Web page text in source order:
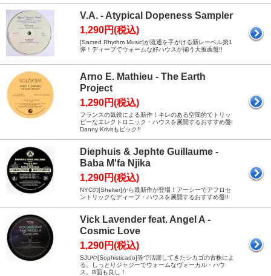
V.A. - Atypical Dopeness Sampler
1,290円(税込)
[Sacred Rhythm Music]が流通を手がける新レーベル第1
弾！ディープでウォームな好ハウスが揃う大推薦盤!!
Arno E. Mathieu - The Earth
Project
1,290円(税込)
フランスの気鋭による新作！キレのある空間的でトリッ
ピーなエレクトロニック・ハウスを展開するおすすめ盤!
Danny Krivitもピック!!
Diephuis & Jephte Guillaume -
Baba M'fa Njika
1,290円(税込)
NYCの[Shelter]から最新作が登場！アーシーでアフロセ
ントリックなディープ・ハウスを展開するおすすめ盤!!
Vick Lavender feat. Angel A -
Cosmic Love
1,290円(税込)
SJUや[Sophisticado]等で活躍してきたシカゴの古株によ
る、しっとりジャジーでウォームなヴォーカル・ハウ
ス。B面も良し！